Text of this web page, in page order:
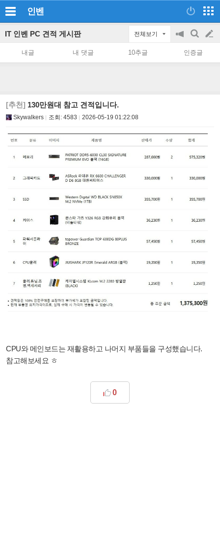
인벤
IT 인벤 PC 견적 게시판 전체보기
공
on/off
검
색
글
쓰
내글 내 댓글 10추글 인증글
[추천] 130만원대 참고 견적입니다.
Skywalkers 조회: 4583 2026-05-19 01:22:08
CPU와 메인보드는 재활용하고 나머지 부품들을 구성했습니다.
참고해보세요 ㅎ
0